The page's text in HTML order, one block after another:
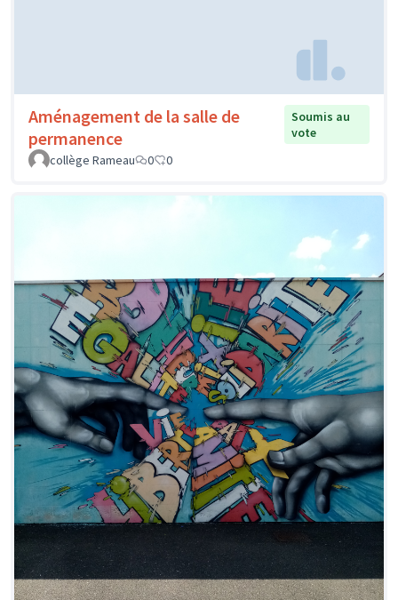
Aménagement de la salle de
permanence
Soumis au
vote
collège Rameau
0 0